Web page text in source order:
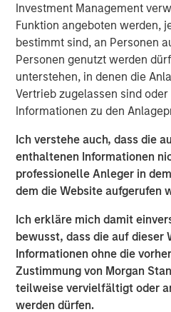
Investment Management
Funktion angeboten werden,
bestimmt sind, an Personen
Personen genutzt werden
unterstehen, in denen die
Vertrieb zugelassen sind
Informationen zu den
Ich verstehe auch, dass die
enthaltenen Informationen
professionelle Anleger in
dem die Website aufgerufen
Ich erkläre mich damit
bewusst, dass die auf dieser
Informationen ohne die
Zustimmung von Morgan
teilweise vervielfältigt oder
werden dürfen.
brings outsized resources to
combining Expansion
with Morgan Stanley’s global
The Fund’s investment
which are late-stage and have
momentum and strong
market sector and investment
investment professionals
Expansion Capital platform.
when compared to traditional
Pete Chung, Head of the
Capital Platform. “The Fund
Capital’s legacy of investment
generate attractive risk-
through a combination of